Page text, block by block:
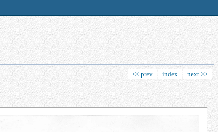
<< prev index next >>